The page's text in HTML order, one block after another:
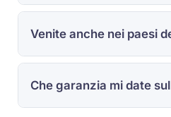
Venite anche nei paesi
Che garanzia mi date